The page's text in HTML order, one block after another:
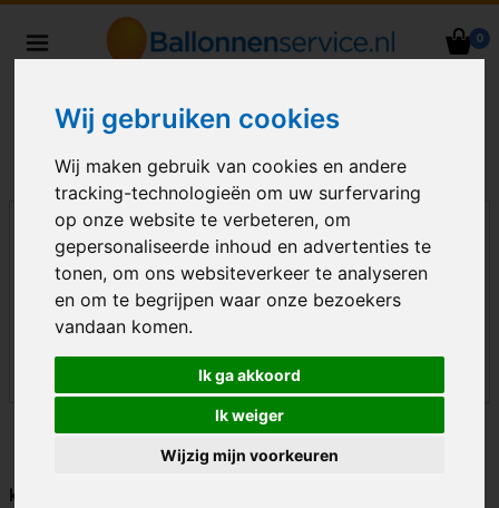
Wij gebruiken cookies
Wij maken gebruik van cookies en andere
tracking-technologieën om uw surfervaring
op onze website te verbeteren, om
gepersonaliseerde inhoud en advertenties te
tonen, om ons websiteverkeer te analyseren
en om te begrijpen waar onze bezoekers
vandaan komen.
Ik ga akkoord
Ik weiger
Wijzig mijn voorkeuren
0
Nederland
kleur: